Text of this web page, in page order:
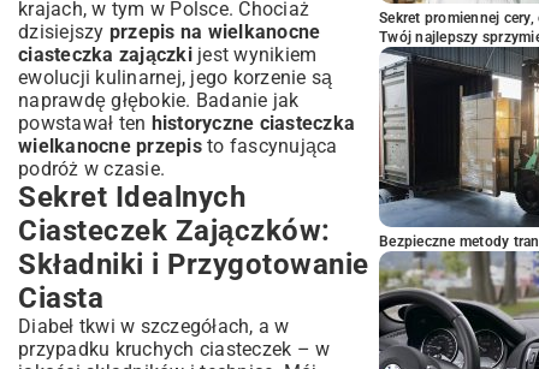
krajach, w tym w Polsce. Chociaż
dzisiejszy przepis na wielkanocne
ciasteczka zajączkijest wynikiem
ewolucji kulinarnej, jego korzenie są
naprawdę głębokie. Badanie jak
powstawał ten historyczne ciasteczka
wielkanocne przepisto fascynująca
podróż w czasie.
Sekret Idealnych
Ciasteczek Zajączków:
Składniki i Przygotowanie
Ciasta
Diabeł tkwi w szczegółach, a w
przypadku kruchych ciasteczek – w
Sekret promiennej
Twój najlepszy
Bezpieczne metody